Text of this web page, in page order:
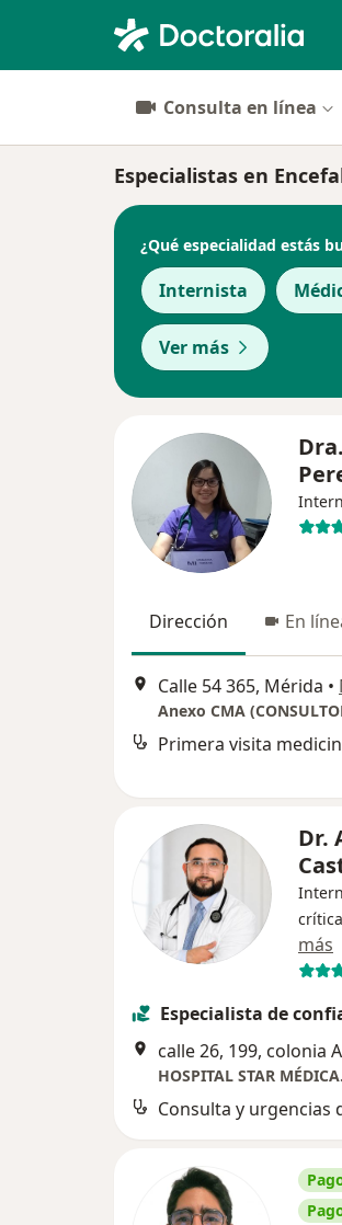
Consulta en línea
Especialistas en
¿Qué especialidad estás
Internista
Ver más
Dirección En
Calle 54 365, Mérida •
Anexo CMA
Primera visita
Dr.
más
Especialista de
calle 26, 199, colonia